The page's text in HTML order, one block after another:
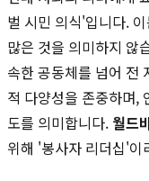
벌 시민 의식'입니다.
많은 것을 의미하지 않
속한 공동체를 넘어 전
적 다양성을 존중하며,
도를 의미합니다. 월드
위해 '봉사자 리더십'이